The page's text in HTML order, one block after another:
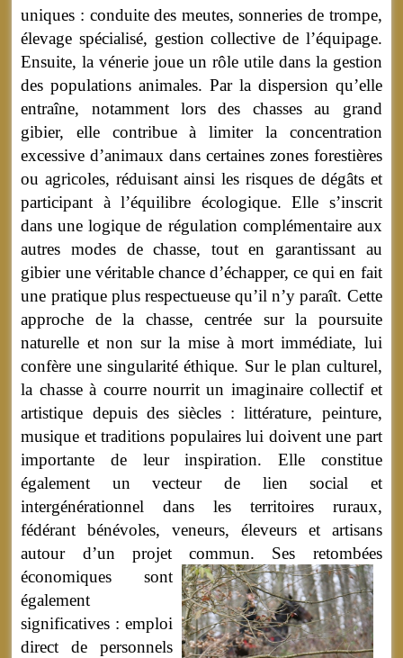
uniques : conduite des meutes, sonneries de trompe,
élevage spécialisé, gestion collective de l’équipage.
Ensuite, la vénerie joue un rôle utile dans la gestion
des populations animales. Par la dispersion qu’elle
entraîne, notamment lors des chasses au grand
gibier, elle contribue à limiter la concentration
excessive d’animaux dans certaines zones forestières
ou agricoles, réduisant ainsi les risques de dégâts et
participant à l’équilibre écologique. Elle s’inscrit
dans une logique de régulation complémentaire aux
autres modes de chasse, tout en garantissant au
gibier une véritable chance d’échapper, ce qui en fait
une pratique plus respectueuse qu’il n’y paraît. Cette
approche de la chasse, centrée sur la poursuite
naturelle et non sur la mise à mort immédiate, lui
confère une singularité éthique. Sur le plan culturel,
la chasse à courre nourrit un imaginaire collectif et
artistique depuis des siècles : littérature, peinture,
musique et traditions populaires lui doivent une part
importante de leur inspiration. Elle constitue
également un vecteur de lien social et
intergénérationnel dans les territoires ruraux,
fédérant bénévoles, veneurs, éleveurs et artisans
autour d’un projet commun. Ses retombées
économiques sont
également
significatives : emploi
direct de personnels